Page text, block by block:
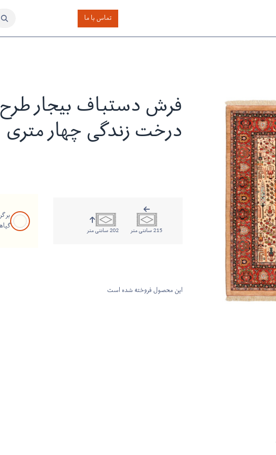
تماس با ما
فرش دستباف بیجار طرح
درخت زندگی چهار متری
215 سانتی متر 202 سانتی متر
بر
این محصول فروخته شده است